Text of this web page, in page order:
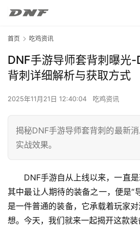
首页 吃鸡资讯
DNF手游导师套背刺曝光-
背刺详细解析与获取方式
2025年11月21日 12:40:04 吃鸡资讯
揭秘DNF手游导师套背刺的最新
实战效果。
DNF手游自从上线以来，一直
其中最让人期待的装备之一，便是“
是一件普通的装备，它承载着玩家
想。今天，我们就来一起揭开这款装